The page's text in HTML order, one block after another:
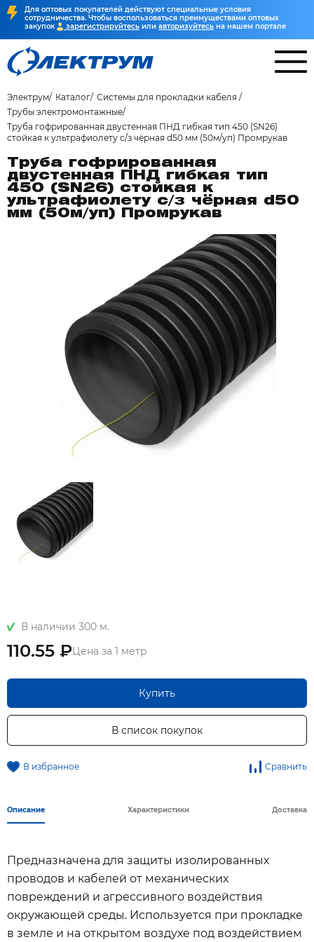
Для оптовых покупателей действуют специальные условия
сотрудничества. Чтобы воспользоваться преимуществами оптовых
закупок
зарегистрируйтесь или авторизуйтесь на нашем портале
Электрум Каталог Системы для прокладки кабеля
Трубы электромонтажные
Труба гофрированная двустенная ПНД гибкая тип 450 (SN26)
стойкая к ультрафиолету с/з чёрная d50 мм (50м/уп) Промрукав
Труба гофрированная
двустенная ПНД гибкая тип
450 (SN26) стойкая к
ультрафиолету с/з чёрная d50
мм (50м/уп) Промрукав
В наличии 300 м.
110.55 ₽Цена за 1 метр
Купить
В список покупок
В избранное Сравнить
Описание Характеристики Доставка
Предназначена для защиты изолированных
проводов и кабелей от механических
повреждений и агрессивного воздействия
окружающей среды. Используется при прокладке
в земле и на открытом воздухе под воздействием